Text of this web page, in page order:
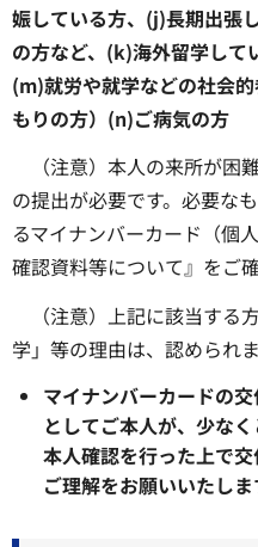
娠している方、(j)長期出張
の方など、(k)海外留学して
(m)就労や就学などの社会
もりの方）(n)ご病気の方
（注意）本人の来所が
の提出が必要です。必要な
るマイナンバーカード（個
確認資料等について』をご
（注意）上記に該当す
学」等の理由は、認められま
マイナンバーカードの
としてご本人が、少な
本人確認を行った上で交
ご理解をお願いいたしま